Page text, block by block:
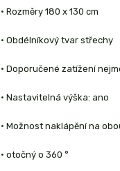
• Rozměry 180 x 130 cm
• Obdélníkový tvar střechy
• Doporučené zatížení
• Nastavitelná výška: ano
• Možnost naklápění na
• otočný o 360 °